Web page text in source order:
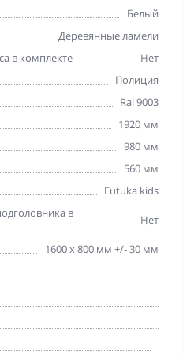
Белый
Деревянные ламели
в комплекте
Нет
Полиция
Ral 9003
1920 мм
980 мм
560 мм
Futuka kids
в
Нет
1600 х 800 мм +/- 30 мм